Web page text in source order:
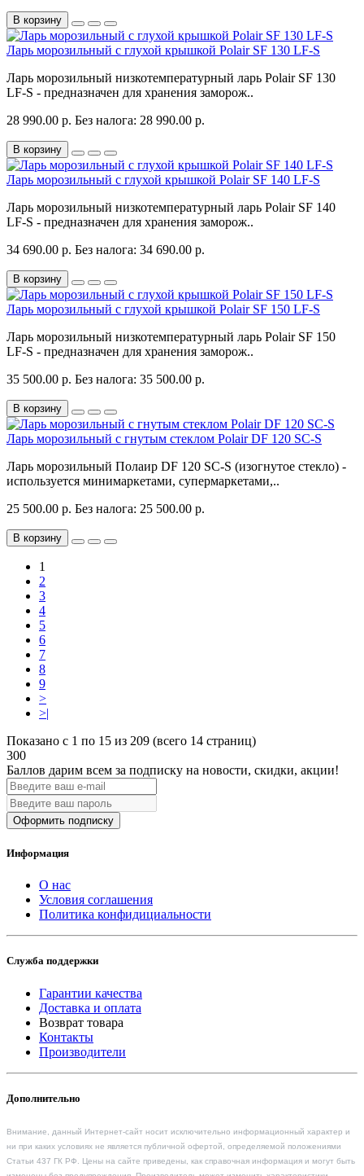
В корзину
Ларь морозильный с глухой крышкой Polair SF 130 LF-S
Ларь морозильный низкотемпературный ларь Polair SF 130
LF-S - предназначен для хранения заморож..
28 990.00 р. Без налога: 28 990.00 р.
В корзину
Ларь морозильный с глухой крышкой Polair SF 140 LF-S
Ларь морозильный низкотемпературный ларь Polair SF 140
LF-S - предназначен для хранения заморож..
34 690.00 р. Без налога: 34 690.00 р.
В корзину
Ларь морозильный с глухой крышкой Polair SF 150 LF-S
Ларь морозильный низкотемпературный ларь Polair SF 150
LF-S - предназначен для хранения заморож..
35 500.00 р. Без налога: 35 500.00 р.
В корзину
Ларь морозильный с гнутым стеклом Polair DF 120 SC-S
Ларь морозильный Полаир DF 120 SC-S (изогнутое стекло) -
используется минимаркетами, супермаркетами,..
25 500.00 р. Без налога: 25 500.00 р.
В корзину
1
2
3
4
5
6
7
8
9
>
>|
Показано с 1 по 15 из 209 (всего 14 страниц)
300
Баллов дарим всем за подписку на новости, скидки, акции!
Оформить подписку
Информация
О нас
Условия соглашения
Политика конфидициальности
Служба поддержки
Гарантии качества
Доставка и оплата
Возврат товара
Контакты
Производители
Дополнительно
Внимание, данный Интернет-сайт носит исключительно информационный характер и
ни при каких условиях не является публичной офертой, определяемой положениями
Статьи 437 ГК РФ. Цены на сайте приведены, как справочная информация и могут быть